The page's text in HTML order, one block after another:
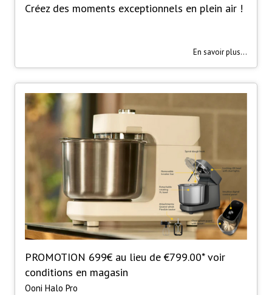
Créez des moments exceptionnels en plein air !
En savoir plus...
PROMOTION 699€ au lieu de €799.00* voir
conditions en magasin
Ooni Halo Pro